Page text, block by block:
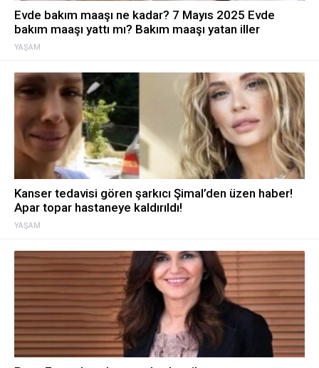
YAŞAM
Evde bakım maaşı ne kadar? 7 Mayıs 2025 Evde
bakım maaşı yattı mı? Bakım maaşı yatan iller
YAŞAM
Kanser tedavisi gören şarkıcı Şimal’den üzen haber!
Apar topar hastaneye kaldırıldı!